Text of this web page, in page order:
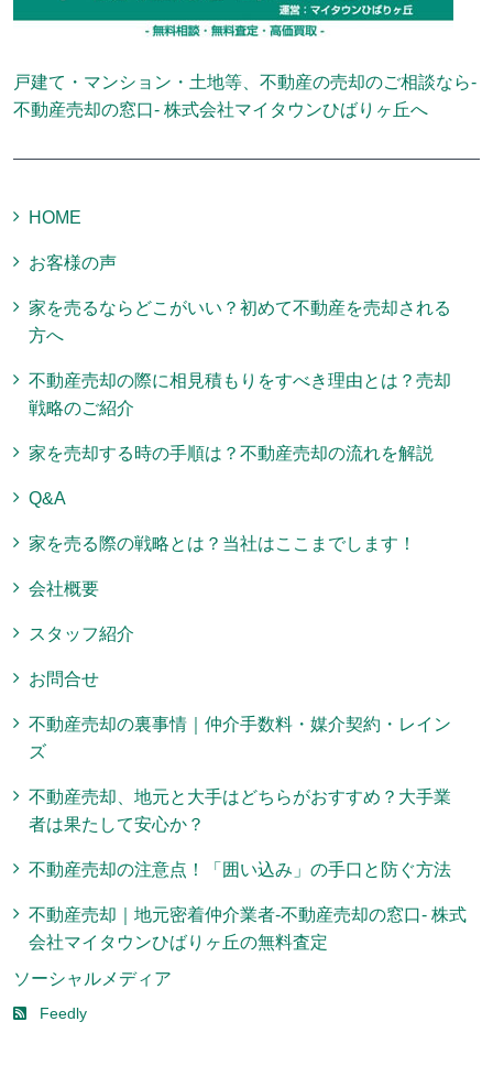
戸建て・マンション・土地等、不動産の売却のご相談なら-
不動産売却の窓口- 株式会社マイタウンひばりヶ丘へ
HOME
お客様の声
家を売るならどこがいい？初めて不動産を売却される
方へ
不動産売却の際に相見積もりをすべき理由とは？売却
戦略のご紹介
家を売却する時の手順は？不動産売却の流れを解説
Q&A
家を売る際の戦略とは？当社はここまでします！
会社概要
スタッフ紹介
お問合せ
不動産売却の裏事情｜仲介手数料・媒介契約・レイン
ズ
不動産売却、地元と大手はどちらがおすすめ？大手業
者は果たして安心か？
不動産売却の注意点！「囲い込み」の手口と防ぐ方法
不動産売却｜地元密着仲介業者-不動産売却の窓口- 株式
会社マイタウンひばりヶ丘の無料査定
ソーシャルメディア
Feedly